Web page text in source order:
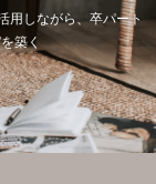
用しながら、卒パート
築く